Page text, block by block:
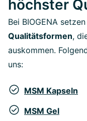
höchster
Bei BIOGENA
Qualitätsformen,
auskommen.
uns:
MSM Kapseln
MSM Gel